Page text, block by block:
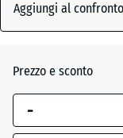
mm
dimensione
Aggiungi al confronto
Prezzo e sconto
-